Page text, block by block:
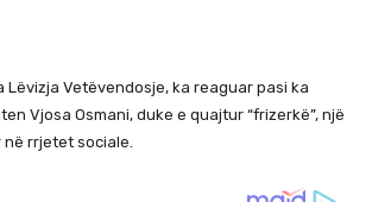
Lëvizja Vetëvendosje, ka reaguar pasi ka
Vjosa Osmani, duke e quajtur “frizerkë”, një
rrjetet sociale.